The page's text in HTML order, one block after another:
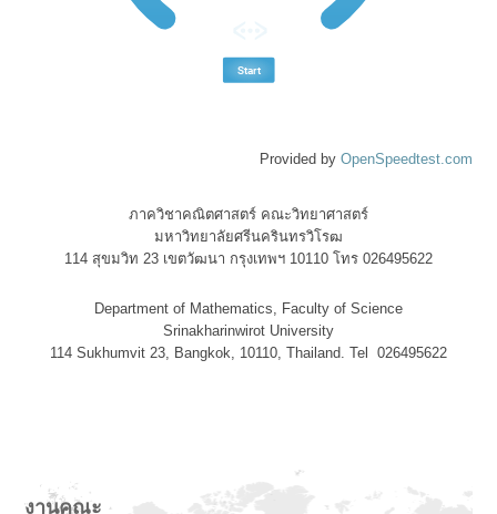
Provided by OpenSpeedtest.com
ภาควิชาคณิตศาสตร์ คณะวิทยาศาสตร์
มหาวิทยาลัยศรีนครินทรวิโรฒ
114 สุขมวิท 23 เขตวัฒนา กรุงเทพฯ 10110 โทร 026495622
Department of Mathematics, Faculty of Science
Srinakharinwirot University
114 Sukhumvit 23, Bangkok, 10110, Thailand. Tel 026495622
งานคณะ